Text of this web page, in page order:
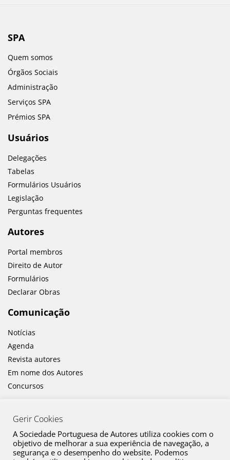
SPA
Quem somos
Órgãos Sociais
Administração
Serviços SPA
Prémios SPA
Usuários
Delegações
Tabelas
Formulários Usuários
Legislação
Perguntas frequentes
Autores
Portal membros
Direito de Autor
Formulários
Declarar Obras
Comunicação
Notícias
Agenda
Revista autores
Em nome dos Autores
Concursos
Gerir Cookies
A Sociedade Portuguesa de Autores utiliza cookies com o
objetivo de melhorar a sua experiência de navegação, a
segurança e o desempenho do website. Podemos